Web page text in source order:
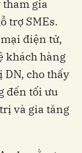
tham gia
trợ SMEs.
điện tử,
khách hàng
DN, cho thấy
đến tối ưu
và gia tăng